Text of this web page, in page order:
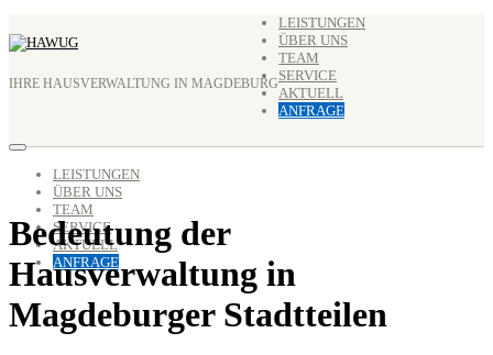
Inhalt
IHRE HAUSVERWALTUNG IN MAGDEBURG
LEISTUNGEN
ÜBER UNS
TEAM
SERVICE
AKTUELL
ANFRAGE
LEISTUNGEN
ÜBER UNS
TEAM
SERVICE
AKTUELL
ANFRAGE
Bedeutung der
Hausverwaltung in
Magdeburger Stadtteilen